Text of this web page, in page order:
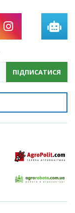
ПІДПИСАТИСЯ